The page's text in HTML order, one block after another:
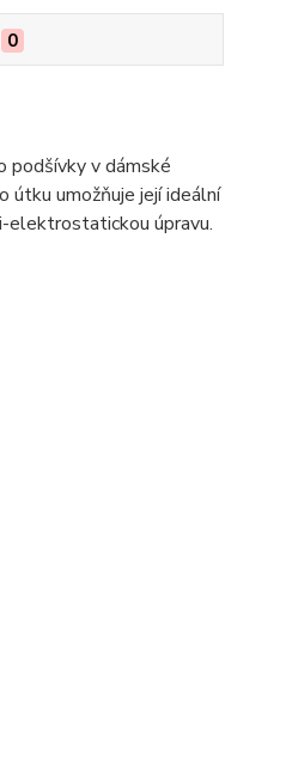
0
podšívky v dámské
útku umožňuje její ideální
elektrostatickou úpravu.